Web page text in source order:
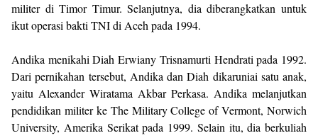
militer di Timor Timur. Selanjutnya, dia diberangkatkan untuk
ikut operasi bakti TNI di Aceh pada 1994.
Andika menikahi Diah Erwiany Trisnamurti Hendrati pada 1992.
Dari pernikahan tersebut, Andika dan Diah dikaruniai satu anak,
yaitu Alexander Wiratama Akbar Perkasa. Andika melanjutkan
pendidikan militer ke The Military College of Vermont, Norwich
University, Amerika Serikat pada 1999. Selain itu, dia berkuliah